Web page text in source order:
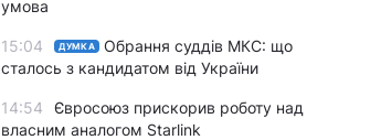
умова
15:04 ДУМКА
Обрання суддів МКС: що
сталось з кандидатом від України
14:54
Євросоюз прискорив роботу над
власним аналогом Starlink